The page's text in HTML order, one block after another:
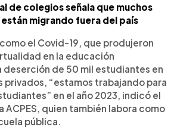
de colegios señala que muchos
migrando fuera del país
el Covid-19, que produjeron
en la educación
deserción de 50 mil estudiantes en
privados, “estamos trabajando para
en el año 2023, indicó el
ACPES, quien también labora como
pública.